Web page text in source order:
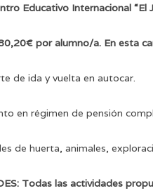
Educativo Internacional
por alumno/a. En esta
de ida y vuelta en autocar.
en régimen de pensión
de huerta, animales,
Todas las actividades